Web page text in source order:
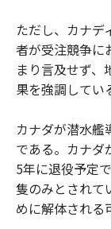
ただし、カナデ
者が受注競争に
まり言及せず
果を強調してい
カナダが潜水艦
である。カナダ
5年に退役予定
隻のみとされて
めに解体される